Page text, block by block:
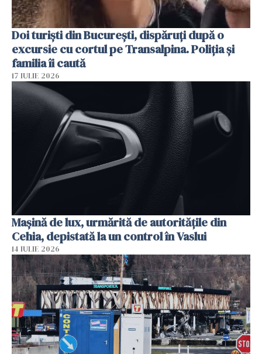
Doi turiști din București, dispăruți după o
excursie cu cortul pe Transalpina. Poliția și
familia îi caută
17 IULIE 2026
Mașină de lux, urmărită de autoritățile din
Cehia, depistată la un control în Vaslui
14 IULIE 2026